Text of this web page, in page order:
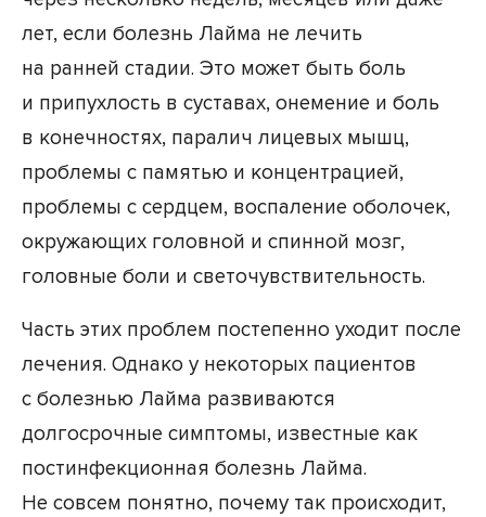
лет, если болезнь Лайма не лечить
на ранней стадии. Это может быть боль
и припухлость в суставах, онемение и боль
в конечностях, паралич лицевых мышц,
проблемы с памятью и концентрацией,
проблемы с сердцем, воспаление оболочек,
окружающих головной и спинной мозг,
головные боли и светочувствительность.
Часть этих проблем постепенно уходит после
лечения. Однако у некоторых пациентов
с болезнью Лайма развиваются
долгосрочные симптомы, известные как
постинфекционная болезнь Лайма.
Не совсем понятно, почему так происходит,